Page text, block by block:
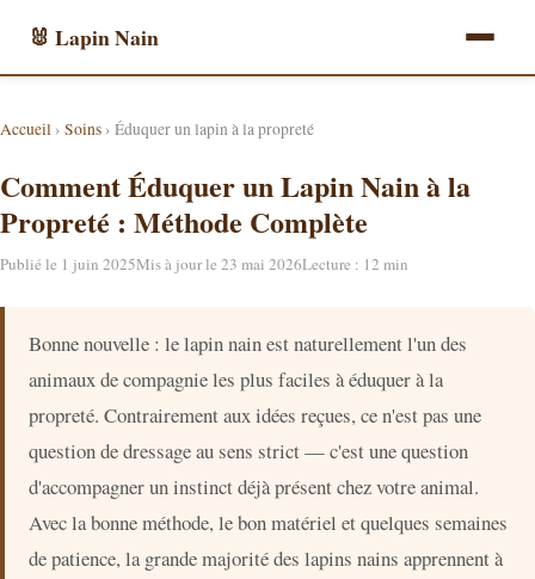
🐰 Lapin Nain
Accueil › Soins › Éduquer un lapin à la propreté
Comment Éduquer un Lapin Nain à la
Propreté : Méthode Complète
Publié le 1 juin 2025Mis à jour le 23 mai 2026Lecture : 12 min
Bonne nouvelle : le lapin nain est naturellement l'un des
animaux de compagnie les plus faciles à éduquer à la
propreté. Contrairement aux idées reçues, ce n'est pas une
question de dressage au sens strict — c'est une question
d'accompagner un instinct déjà présent chez votre animal.
Avec la bonne méthode, le bon matériel et quelques semaines
de patience, la grande majorité des lapins nains apprennent à